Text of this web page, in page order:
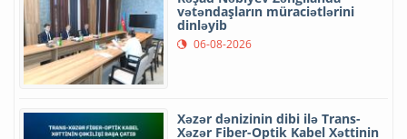
vətəndaşların müraciətlərini
dinləyib
06-08-2026
Xəzər dənizinin dibi ilə Trans-
Xəzər Fiber-Optik Kabel Xəttinin